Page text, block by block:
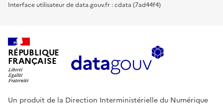
Interface utilisateur de data.gouv.fr : cdata (7ad44f4)
RÉPUBLIQUE
FRANÇAISE
Un produit de la Direction Interministérielle du Numérique